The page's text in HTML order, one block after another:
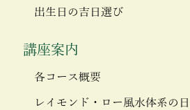
出生日の吉日選び
講座案内
各コース概要
レイモンド・ロー風水体系の